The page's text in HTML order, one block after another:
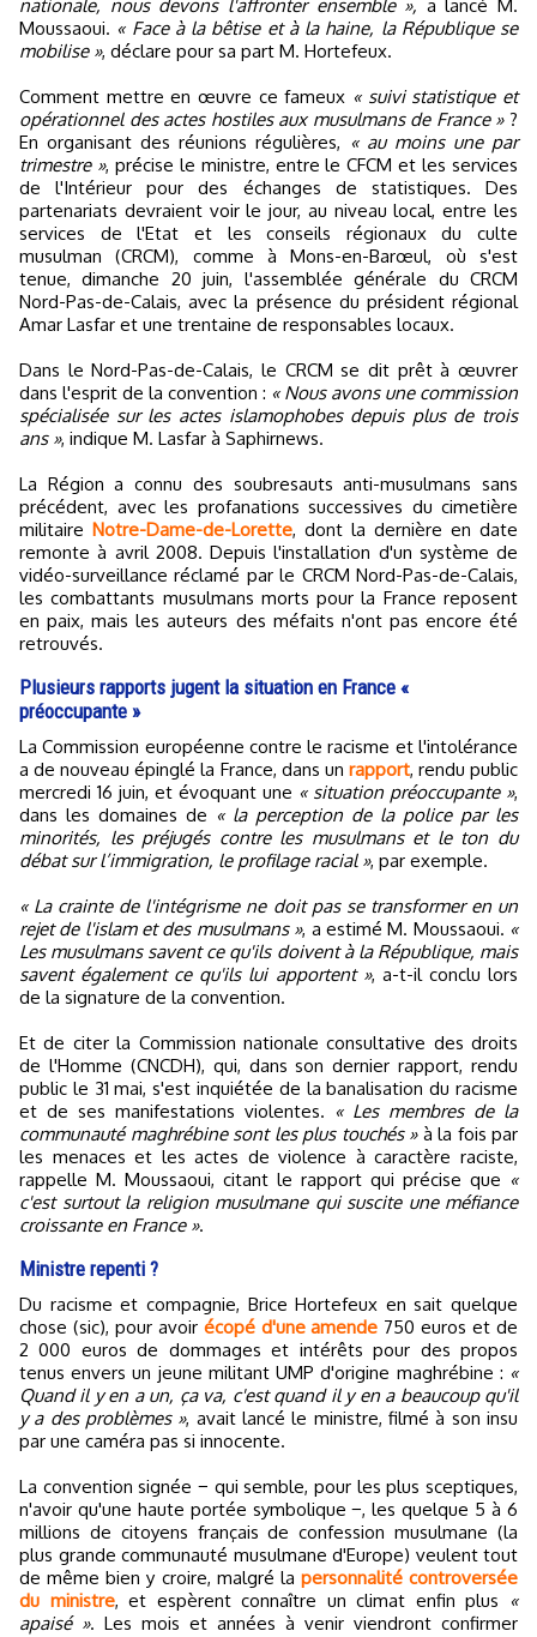
nationale, nous devons l'affronter ensemble », a lancé M.
Moussaoui. « Face à la bêtise et à la haine, la République se
mobilise », déclare pour sa part M. Hortefeux.
Comment mettre en œuvre ce fameux « suivi statistique et
opérationnel des actes hostiles aux musulmans de France »?
En organisant des réunions régulières, « au moins une par
trimestre », précise le ministre, entre le CFCM et les services
de l'Intérieur pour des échanges de statistiques. Des
partenariats devraient voir le jour, au niveau local, entre les
services de l'Etat et les conseils régionaux du culte
musulman (CRCM), comme à Mons-en-Barœul, où s'est
tenue, dimanche 20 juin, l'assemblée générale du CRCM
Nord-Pas-de-Calais, avec la présence du président régional
Amar Lasfar et une trentaine de responsables locaux.
Dans le Nord-Pas-de-Calais, le CRCM se dit prêt à œuvrer
dans l'esprit de la convention : « Nous avons une commission
spécialisée sur les actes islamophobes depuis plus de trois
ans », indique M. Lasfar à Saphirnews.
La Région a connu des soubresauts anti-musulmans sans
précédent, avec les profanations successives du cimetière
militaire Notre-Dame-de-Lorette, dont la dernière en date
remonte à avril 2008. Depuis l'installation d'un système de
vidéo-surveillance réclamé par le CRCM Nord-Pas-de-Calais,
les combattants musulmans morts pour la France reposent
en paix, mais les auteurs des méfaits n'ont pas encore été
retrouvés.
Plusieurs rapports jugent la situation en France «
préoccupante »
La Commission européenne contre le racisme et l'intolérance
a de nouveau épinglé la France, dans un rapport, rendu public
mercredi 16 juin, et évoquant une « situation préoccupante »,
dans les domaines de « la perception de la police par les
minorités, les préjugés contre les musulmans et le ton du
débat sur l’immigration, le profilage racial », par exemple.
« La crainte de l'intégrisme ne doit pas se transformer en un
rejet de l'islam et des musulmans », a estimé M. Moussaoui. «
Les musulmans savent ce qu'ils doivent à la République, mais
savent également ce qu'ils lui apportent », a-t-il conclu lors
de la signature de la convention.
Et de citer la Commission nationale consultative des droits
de l'Homme (CNCDH), qui, dans son dernier rapport, rendu
public le 31 mai, s'est inquiétée de la banalisation du racisme
et de ses manifestations violentes. « Les membres de la
communauté maghrébine sont les plus touchés »à la fois par
les menaces et les actes de violence à caractère raciste,
rappelle M. Moussaoui, citant le rapport qui précise que «
c'est surtout la religion musulmane qui suscite une méfiance
croissante en France ».
Ministre repenti ?
Du racisme et compagnie, Brice Hortefeux en sait quelque
chose (sic), pour avoir écopé d'une amende 750 euros et de
2 000 euros de dommages et intérêts pour des propos
tenus envers un jeune militant UMP d'origine maghrébine : «
Quand il y en a un, ça va, c'est quand il y en a beaucoup qu'il
y a des problèmes », avait lancé le ministre, filmé à son insu
par une caméra pas si innocente.
La convention signée − qui semble, pour les plus sceptiques,
n'avoir qu'une haute portée symbolique −, les quelque 5 à 6
millions de citoyens français de confession musulmane (la
plus grande communauté musulmane d'Europe) veulent tout
de même bien y croire, malgré la personnalité controversée
du ministre, et espèrent connaître un climat enfin plus
«
apaisé ». Les mois et années à venir viendront confirmer